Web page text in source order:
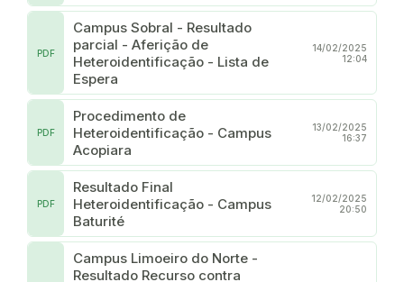
Campus Sobral - Resultado
parcial - Aferição de
Heteroidentificação - Lista de
Espera
PDF
14/02/2025
12:04
Procedimento de
Heteroidentificação - Campus
Acopiara
PDF
13/02/2025
16:37
Resultado Final
Heteroidentificação - Campus
Baturité
PDF
12/02/2025
20:50
Campus Limoeiro do Norte -
Resultado Recurso contra